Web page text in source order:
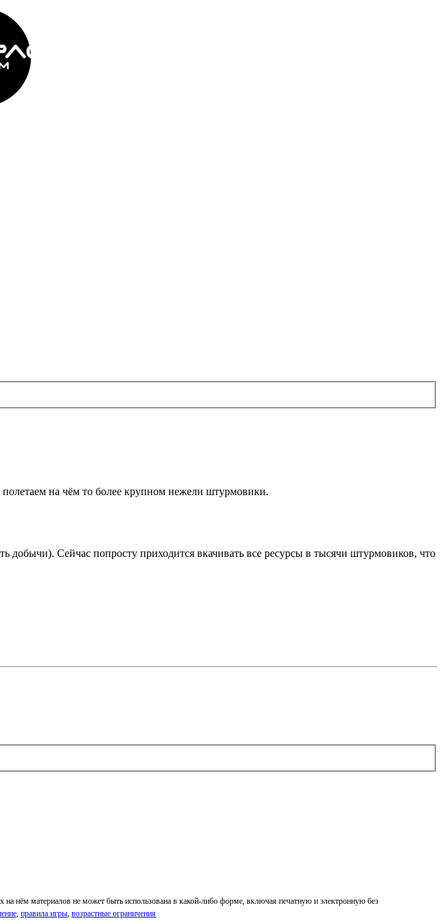
на чём то более крупном нежели штурмовики.
Сейчас попросту приходится вкачивать все ресурсы в тысячи штурмовиков, что
на нём материалов не может быть использована в какой-либо форме, включая печатную и электронную без
правила игры возрастные ограничения